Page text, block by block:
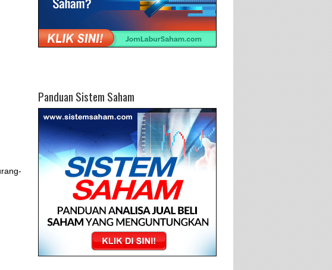
Panduan Sistem Saham